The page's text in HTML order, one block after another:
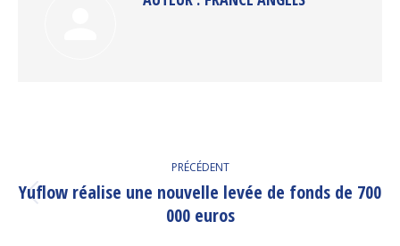
ARTICLE
PRÉCÉDENT
Article
précédent
Yuflow réalise une nouvelle levée de fonds de 700
000 euros